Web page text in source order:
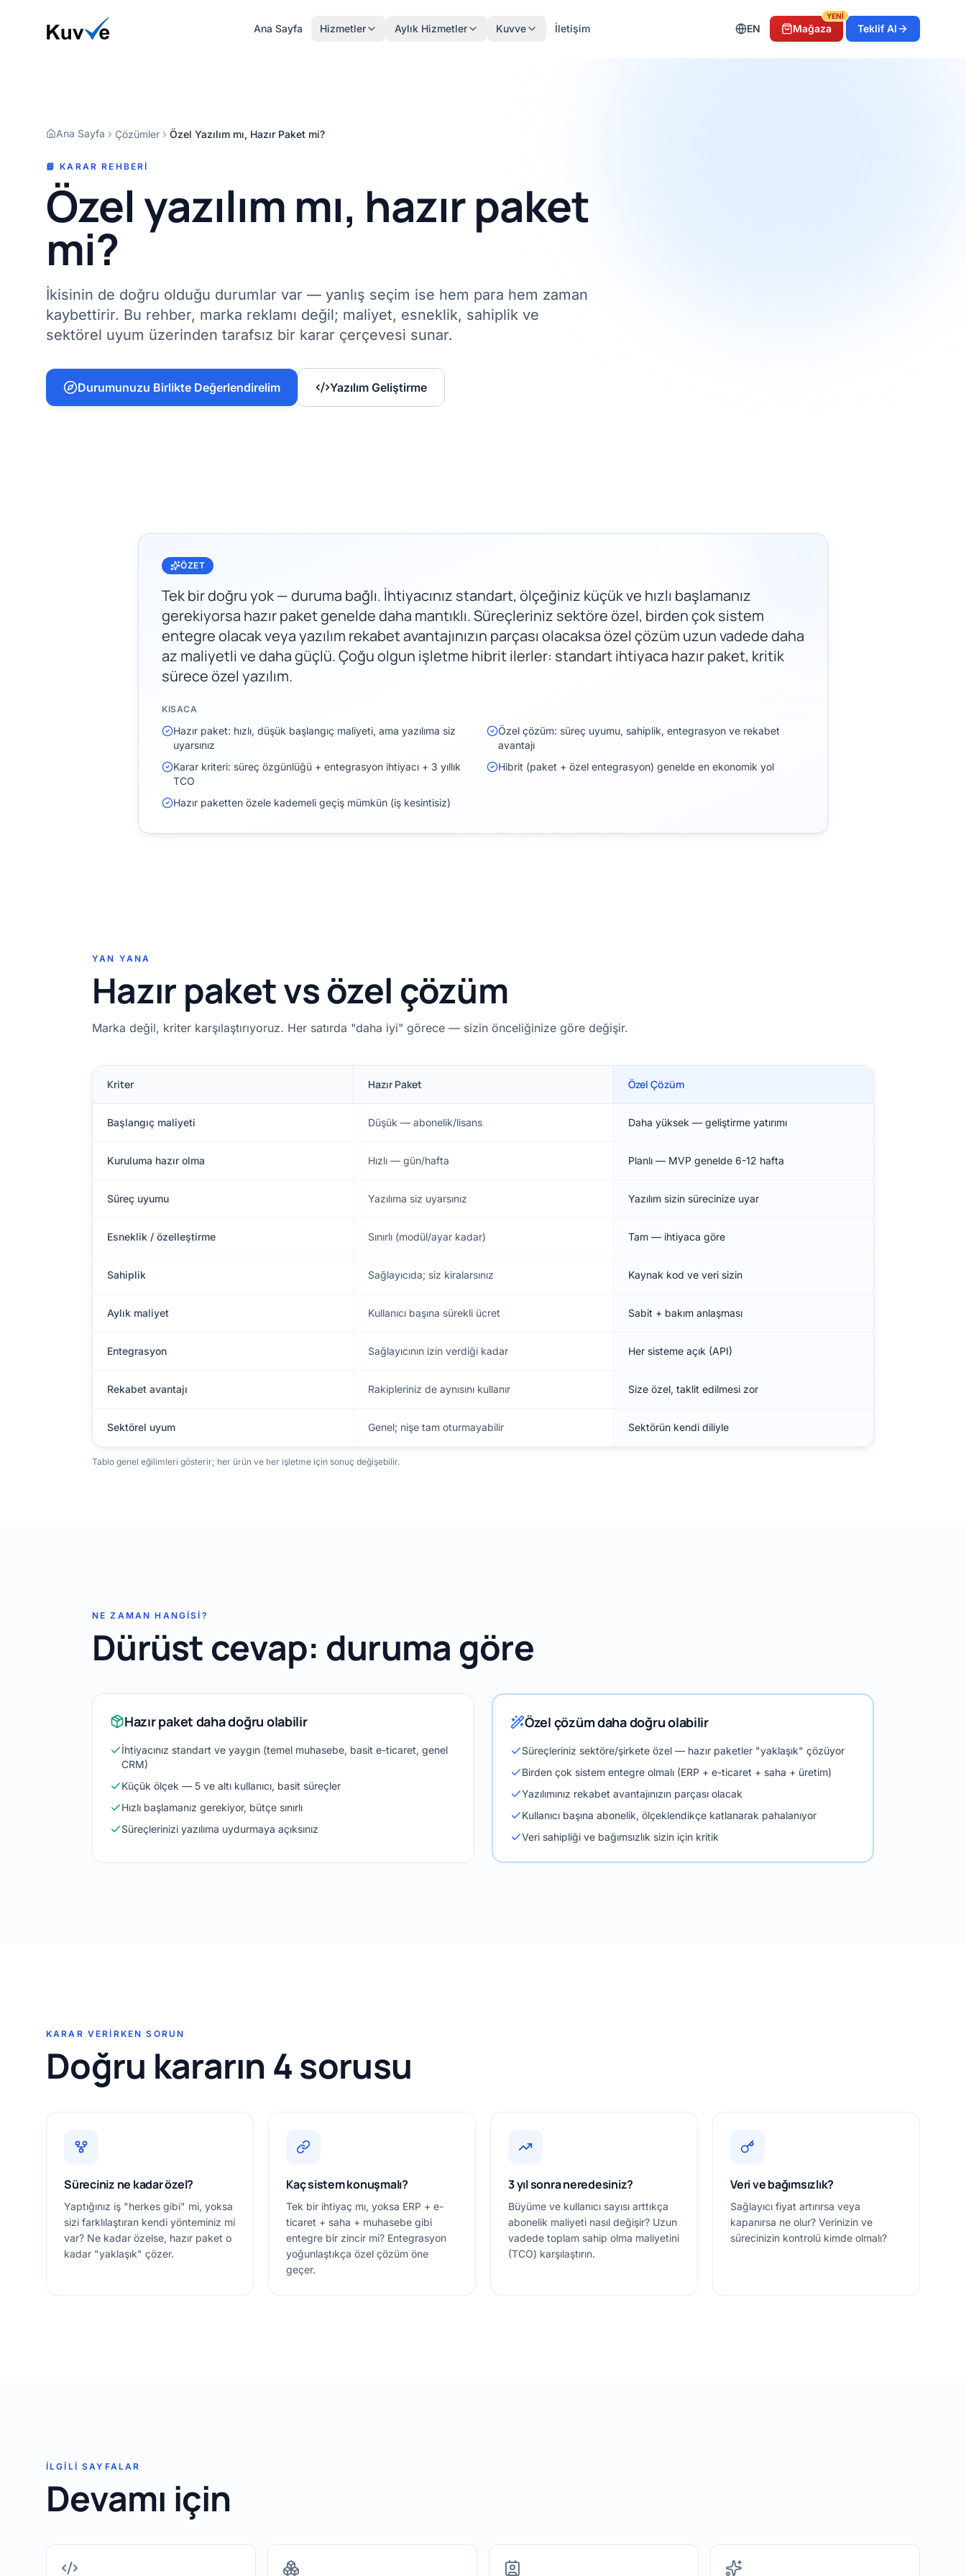
Ana Sayfa Hizmetler Aylık Hizmetler Kuvve İletişim EN Mağaza
YENİ
Teklif Al
Ana Sayfa Çözümler Özel Yazılım mı, Hazır Paket mi?
📘 KARAR REHBERI
Özel yazılım mı, hazır paket
mi?
İkisinin de doğru olduğu durumlar var — yanlış seçim ise hem para hem zaman
kaybettirir. Bu rehber, marka reklamı değil; maliyet, esneklik, sahiplik ve
sektörel uyum üzerinden tarafsız bir karar çerçevesi sunar.
Durumunuzu Birlikte Değerlendirelim Yazılım Geliştirme
ÖZET
Tek bir doğru yok — duruma bağlı. İhtiyacınız standart, ölçeğiniz küçük ve hızlı başlamanız
gerekiyorsa hazır paket genelde daha mantıklı. Süreçleriniz sektöre özel, birden çok sistem
entegre olacak veya yazılım rekabet avantajınızın parçası olacaksa özel çözüm uzun vadede daha
az maliyetli ve daha güçlü. Çoğu olgun işletme hibrit ilerler: standart ihtiyaca hazır paket, kritik
sürece özel yazılım.
KISACA
Hazır paket: hızlı, düşük başlangıç maliyeti, ama yazılıma siz
uyarsınız
Özel çözüm: süreç uyumu, sahiplik, entegrasyon ve rekabet
avantajı
Karar kriteri: süreç özgünlüğü + entegrasyon ihtiyacı + 3 yıllık
TCO
Hibrit (paket + özel entegrasyon) genelde en ekonomik yol
Hazır paketten özele kademeli geçiş mümkün (iş kesintisiz)
YAN YANA
Hazır paket vs özel çözüm
Marka değil, kriter karşılaştırıyoruz. Her satırda "daha iyi" görece — sizin önceliğinize göre değişir.
Kriter Hazır Paket Özel Çözüm
Başlangıç maliyeti Düşük — abonelik/lisans Daha yüksek — geliştirme yatırımı
Kuruluma hazır olma Hızlı — gün/hafta Planlı — MVP genelde 6-12 hafta
Süreç uyumu Yazılıma siz uyarsınız Yazılım sizin sürecinize uyar
Esneklik / özelleştirme Sınırlı (modül/ayar kadar) Tam — ihtiyaca göre
Sahiplik Sağlayıcıda; siz kiralarsınız Kaynak kod ve veri sizin
Aylık maliyet Kullanıcı başına sürekli ücret Sabit + bakım anlaşması
Entegrasyon Sağlayıcının izin verdiği kadar Her sisteme açık (API)
Rekabet avantajı Rakipleriniz de aynısını kullanır Size özel, taklit edilmesi zor
Sektörel uyum Genel; nişe tam oturmayabilir Sektörün kendi diliyle
Tablo genel eğilimleri gösterir; her ürün ve her işletme için sonuç değişebilir.
NE ZAMAN HANGISI?
Dürüst cevap: duruma göre
Hazır paket daha doğru olabilir
İhtiyacınız standart ve yaygın (temel muhasebe, basit e-ticaret, genel
CRM)
Küçük ölçek — 5 ve altı kullanıcı, basit süreçler
Hızlı başlamanız gerekiyor, bütçe sınırlı
Süreçlerinizi yazılıma uydurmaya açıksınız
Özel çözüm daha doğru olabilir
Süreçleriniz sektöre/şirkete özel — hazır paketler "yaklaşık" çözüyor
Birden çok sistem entegre olmalı (ERP + e-ticaret + saha + üretim)
Yazılımınız rekabet avantajınızın parçası olacak
Kullanıcı başına abonelik, ölçeklendikçe katlanarak pahalanıyor
Veri sahipliği ve bağımsızlık sizin için kritik
KARAR VERIRKEN SORUN
Doğru kararın 4 sorusu
Süreciniz ne kadar özel?
Yaptığınız iş "herkes gibi" mi, yoksa
sizi farklılaştıran kendi yönteminiz mi
var? Ne kadar özelse, hazır paket o
kadar "yaklaşık" çözer.
Kaç sistem konuşmalı?
Tek bir ihtiyaç mı, yoksa ERP + e-
ticaret + saha + muhasebe gibi
entegre bir zincir mi? Entegrasyon
yoğunlaştıkça özel çözüm öne
geçer.
3 yıl sonra neredesiniz?
Büyüme ve kullanıcı sayısı arttıkça
abonelik maliyeti nasıl değişir? Uzun
vadede toplam sahip olma maliyetini
(TCO) karşılaştırın.
Veri ve bağımsızlık?
Sağlayıcı fiyat artırırsa veya
kapanırsa ne olur? Verinizin ve
sürecinizin kontrolü kimde olmalı?
İLGILI SAYFALAR
Devamı için